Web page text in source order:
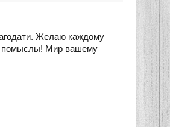
Желаю каждому
помыслы! Мир вашему